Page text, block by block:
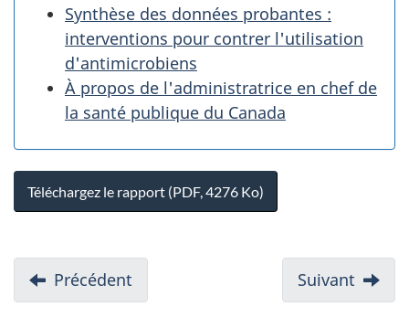
Synthèse des données probantes :
interventions pour contrer l'utilisation
d'antimicrobiens
À propos de l'administratrice en chef de
la santé publique du Canada
Téléchargez le rapport (PDF, 4276 Ko)
D
o
Précédent
6.
Suivant
8.